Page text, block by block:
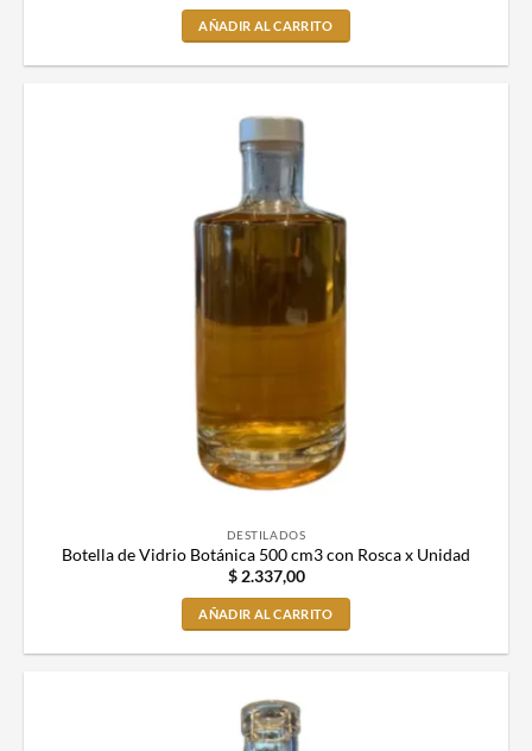
AÑADIR AL CARRITO
DESTILADOS
Botella de Vidrio Botánica 500 cm3 con Rosca x Unidad
$2.337,00
AÑADIR AL CARRITO